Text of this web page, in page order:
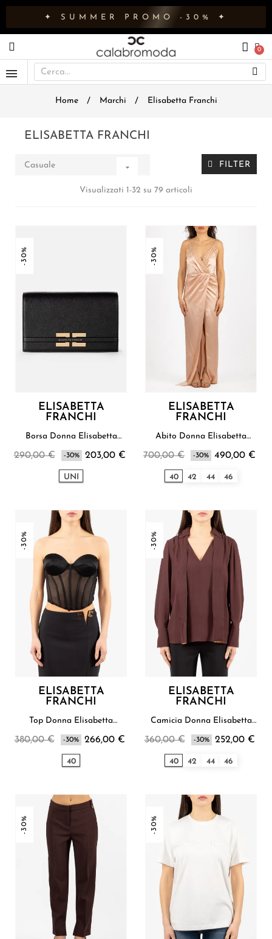
✦ SUMMER PROMO -30% ✦
Home Marchi Elisabetta Franchi
ELISABETTA FRANCHI
Casuale  FILTER
Visualizzati 1-32 su 79 articoli
-30%
ELISABETTA
FRANCHI
Borsa Donna Elisabetta
290,00 € -30% 203,00 €
UNI
-30%
ELISABETTA
FRANCHI
Abito Donna Elisabetta
700,00 € -30% 490,00 €
40 42 44 46
-30%
ELISABETTA
FRANCHI
Top Donna Elisabetta
380,00 € -30% 266,00 €
40
-30%
ELISABETTA
FRANCHI
Camicia Donna Elisabetta
360,00 € -30% 252,00 €
40 42 44 46
-30% -30%